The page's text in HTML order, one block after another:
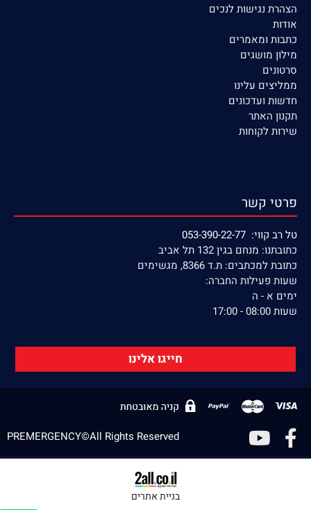
הצהרת נגישות לנכים
אודות
כתבות ומאמרים
מילון מושגים
סרטונים
ממליצים עלינו
חדשות ועדכונים
תקנון האתר
שירות לקוחות
פרטי קשר
טל רב קווי: 053-390-22-77
כתובתנו: מנחם בגין 132 תל אביב
כתובת למכתבים: ת.ד 8366, מגשימים
שעות פעילות החברה:
ימים א - ה
שעות 08:00 - 17:00
חייגו אלינו
PREMERGENCY©All Rights Reserved
בניית אתרים